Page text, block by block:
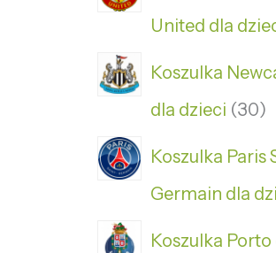
United dla
Koszulka
dla dzieci 30
Koszulka Paris
Germain dla
Koszulka